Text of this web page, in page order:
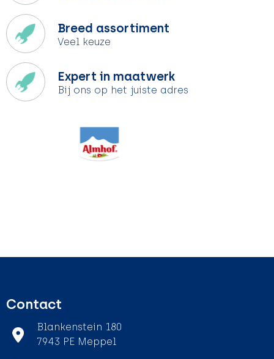
Breed assortiment
Veel keuze
Expert in maatwerk
Bij ons op het juiste adres
Contact
Blankenstein 180
7943 PE Meppel